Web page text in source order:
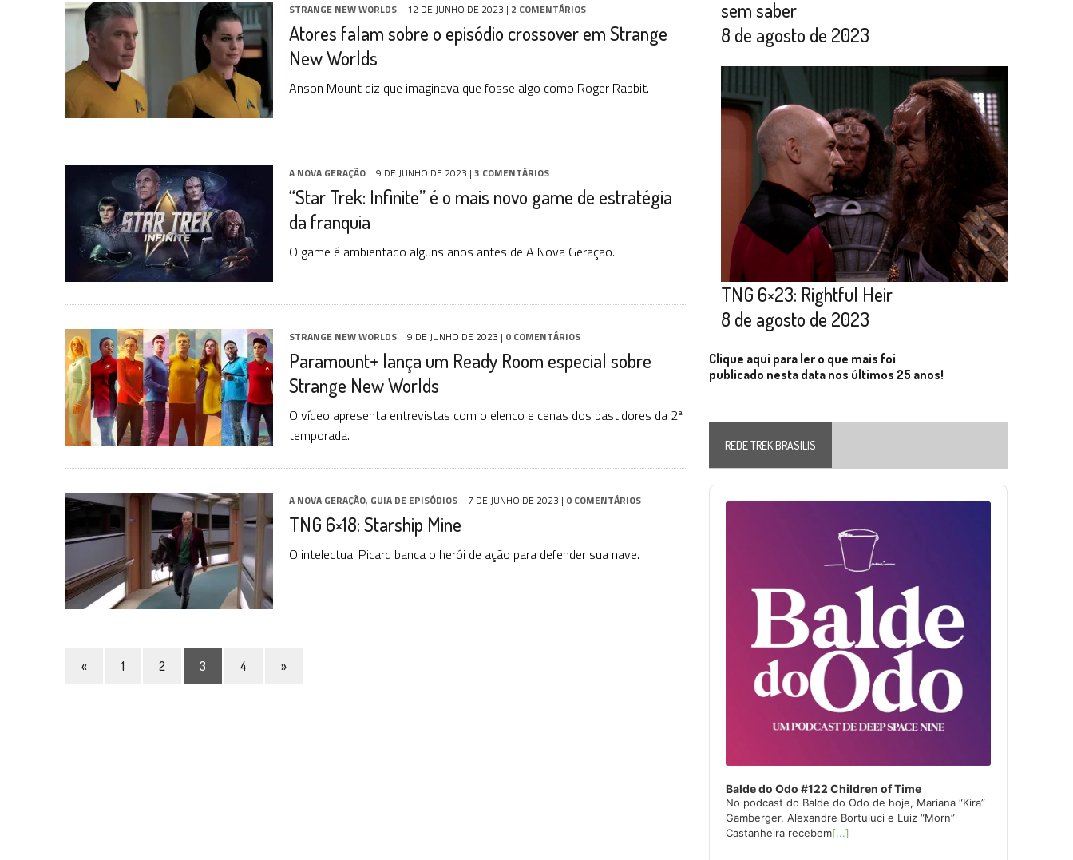
STRANGE NEW WORLDS 12 DE JUNHO DE 2023 | 2 COMENTÁRIOS
Atores falam sobre o episódio crossover em Strange
New Worlds
Anson Mount diz que imaginava que fosse algo como Roger Rabbit.
A NOVA GERAÇÃO 9 DE JUNHO DE 2023 | 3 COMENTÁRIOS
“Star Trek: Infinite” é o mais novo game de estratégia
da franquia
O game é ambientado alguns anos antes de A Nova Geração.
STRANGE NEW WORLDS 9 DE JUNHO DE 2023 | 0 COMENTÁRIOS
Paramount+ lança um Ready Room especial sobre
Strange New Worlds
O vídeo apresenta entrevistas com o elenco e cenas dos bastidores da 2ª
temporada.
A NOVA GERAÇÃO, GUIA DE EPISÓDIOS 7 DE JUNHO DE 2023 | 0 COMENTÁRIOS
TNG 6×18: Starship Mine
O intelectual Picard banca o herói de ação para defender sua nave.
« 1 2 3 4 »
sem saber
8 de agosto de 2023
TNG 6×23: Rightful Heir
8 de agosto de 2023
Clique aqui para ler o que mais foi
publicado nesta data nos últimos 25 anos!
REDE TREK BRASILIS
Audio
Player
Balde do Odo #122 Children of Time
No podcast do Balde do Odo de hoje, Mariana “Kira”
Gamberger, Alexandre Bortuluci e Luiz “Morn”
Castanheira recebem[...]